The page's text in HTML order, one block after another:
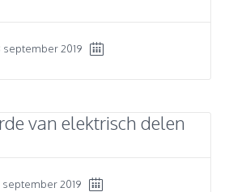
september 2019
van elektrisch delen
september 2019